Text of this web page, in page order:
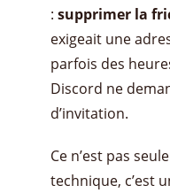
: supprimer la
exigeait une
parfois des
Discord ne
d’invitation.
Ce n’est pas
technique, c’est